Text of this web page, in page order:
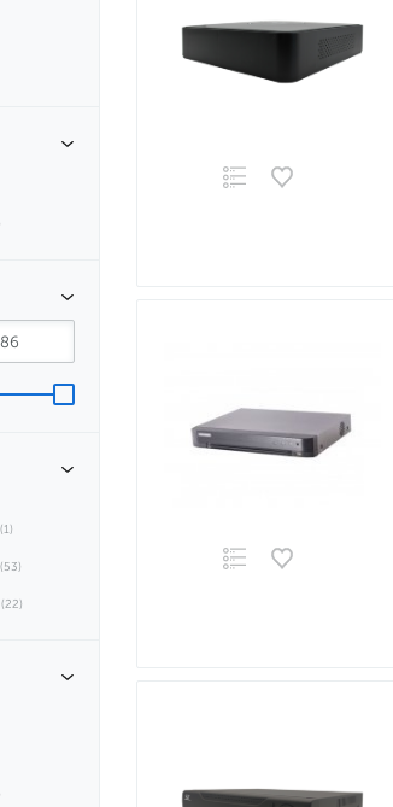
(1)
(53)
(22)